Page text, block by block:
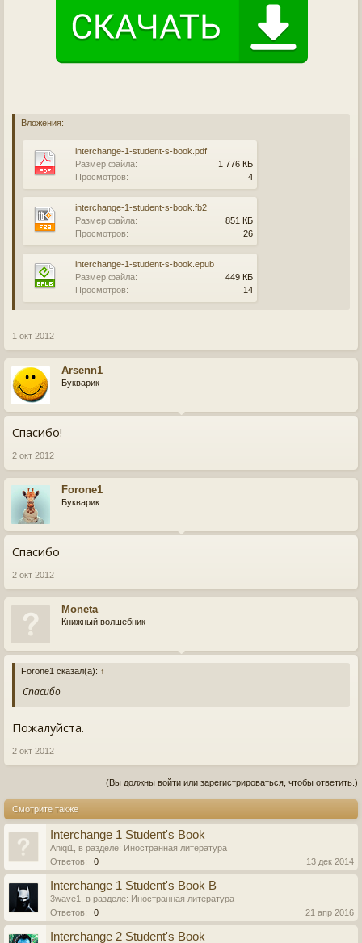
Вложения:
interchange-1-student-s-book.pdf
Размер файла:
1 776 КБ
Просмотров:
4
interchange-1-student-s-book.fb2
Размер файла:
851 КБ
Просмотров:
26
interchange-1-student-s-book.epub
Размер файла:
449 КБ
Просмотров:
14
1 окт 2012
Arsenn1
Букварик
Спасибо!
2 окт 2012
Forone1
Букварик
Спасибо
2 окт 2012
Moneta
Книжный волшебник
Forone1 сказал(а): ↑
Спасибо
Пожалуйста.
2 окт 2012
(Вы должны войти или зарегистрироваться, чтобы ответить.)
Смотрите также
Interchange 1 Student's Book
Aniqi1 , в разделе: Иностранная литература
Ответов:
0 13 дек 2014
Interchange 1 Student's Book B
3wave1 , в разделе: Иностранная литература
Ответов:
0 21 апр 2016
Interchange 2 Student's Book